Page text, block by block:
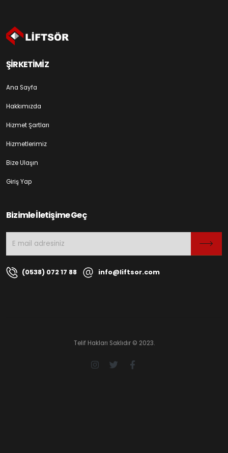
ŞİRKETİMİZ
Ana Sayfa
Hakkımızda
Hizmet Şartları
Hizmetlerimiz
Bize Ulaşın
Giriş Yap
Bizimle İletişime Geç
(0538) 072 17 88 info@liftsor.com
Telif Hakları Saklıdır © 2023.